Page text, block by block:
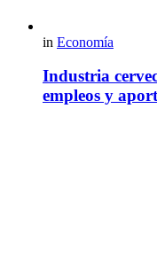
in Economía
Industria
empleos y